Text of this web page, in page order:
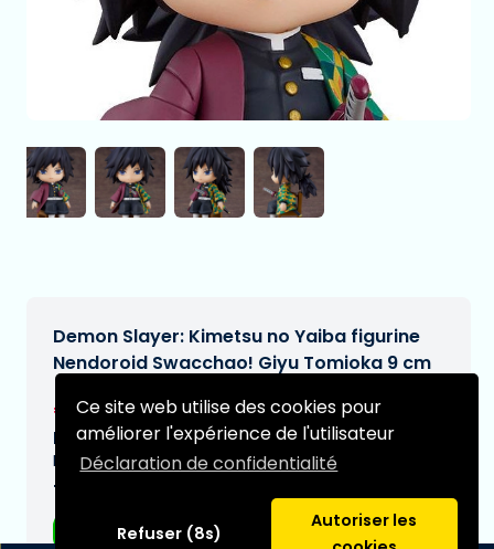
Ce site web utilise des cookies pour
améliorer l'expérience de l'utilisateur
Déclaration de confidentialité
Refuser (8s)
Autoriser les
Demon Slayer: Kimetsu no Yaiba figurine
Nendoroid Swacchao! Giyu Tomioka 9 cm
€42,90 [Sous réserve de modifications]
Date de livraison prévue:
N/A
Type:
Figurines d'anime